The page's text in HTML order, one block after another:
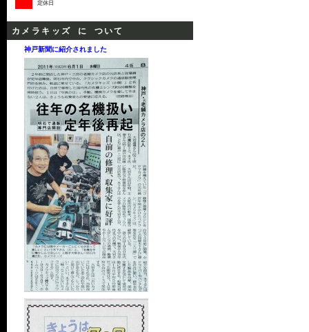
定休日
カメラキッズ に ついて
神戸新聞に紹介されました